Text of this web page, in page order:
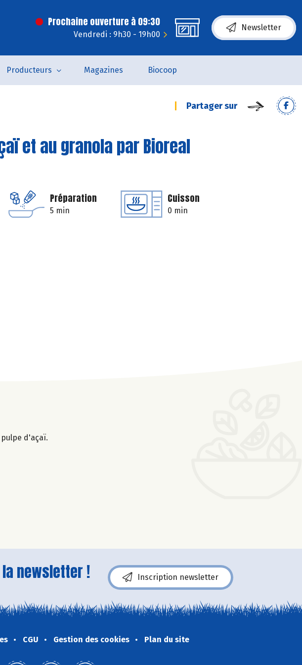
Prochaine ouverture à 09:30
Vendredi : 9h30 - 19h00
Newsletter
Producteurs Magazines Biocoop
Partager sur
et au granola par Bioreal
Préparation
5 min
Cuisson
0 min
d'açaï.
newsletter ! Inscription newsletter
CGU Gestion des cookies Plan du site